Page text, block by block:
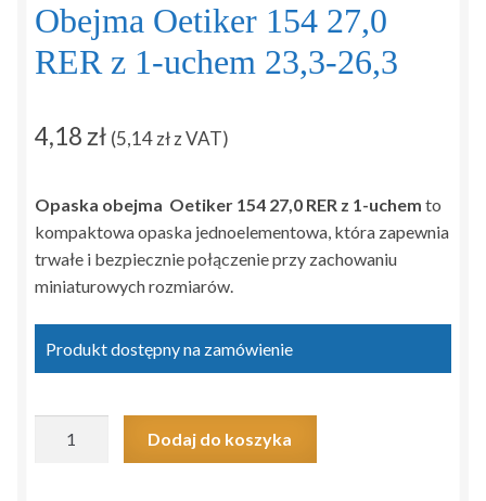
Zwroty i reklamacje
Obejma Oetiker 154 27,0
RER z 1-uchem 23,3-26,3
4,18zł (5,14złz VAT)
Opaska obejma Oetiker 154 27,0 RER z 1-uchem to
kompaktowa opaska jednoelementowa, która zapewnia
trwałe i bezpiecznie połączenie przy zachowaniu
miniaturowych rozmiarów.
Produkt dostępny na zamówienie
Dodaj do koszyka